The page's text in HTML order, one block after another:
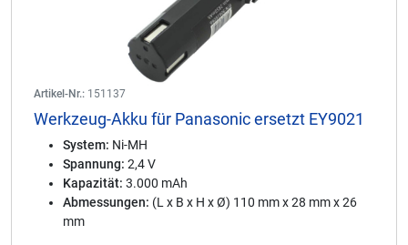
Artikel-Nr.: 151137
Werkzeug-Akku für Panasonic ersetzt EY9021
System: Ni-MH
Spannung: 2,4 V
Kapazität: 3.000 mAh
Abmessungen: (L x B x H x Ø) 110 mm x 28 mm x 26
mm